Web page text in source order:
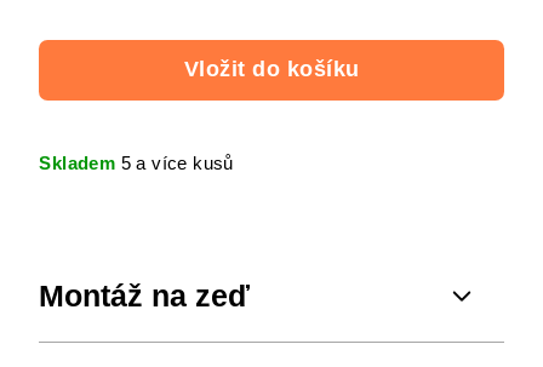
Vložit do košíku
Skladem 5 a více kusů
Montáž na zeď